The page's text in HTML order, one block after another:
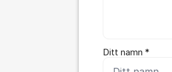
Ditt namn *